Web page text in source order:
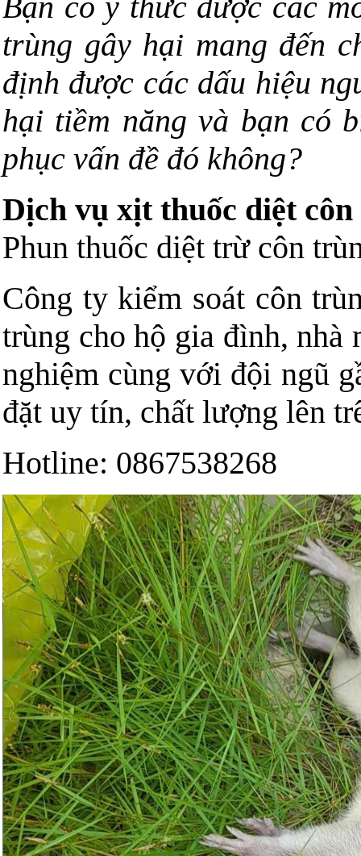
trùng gây hại mang đến
định được các dấu hiệu
hại tiềm năng và bạn có
phục vấn đề đó không?
Dịch vụ xịt thuốc diệt
Phun thuốc diệt trừ côn
Công ty kiểm soát côn
trùng cho hộ gia đình, nhà
nghiệm cùng với đội ngũ
đặt uy tín, chất lượng lên
Hotline: 0867538268